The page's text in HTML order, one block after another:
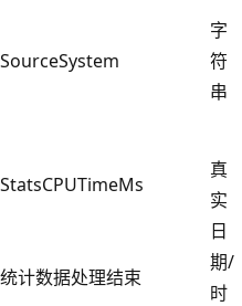
SourceSystem
字
符
串
StatsCPUTimeMs
真
实
统计数据处理结束
日
期/
时